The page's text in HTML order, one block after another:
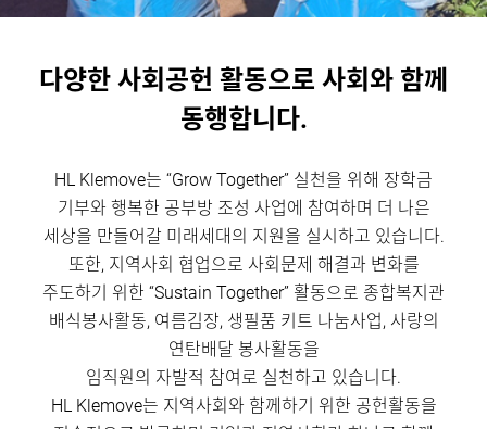
다양한 사회공헌 활동으로 사회와 함께
동행합니다.
HL Klemove는 “Grow Together” 실천을 위해 장학금
기부와 행복한 공부방 조성 사업에 참여하며 더 나은
세상을 만들어갈 미래세대의 지원을 실시하고 있습니다.
또한, 지역사회 협업으로 사회문제 해결과 변화를
주도하기 위한 “Sustain Together” 활동으로 종합복지관
배식봉사활동, 여름김장, 생필품 키트 나눔사업, 사랑의
연탄배달 봉사활동을
임직원의 자발적 참여로 실천하고 있습니다.
HL Klemove는 지역사회와 함께하기 위한 공헌활동을